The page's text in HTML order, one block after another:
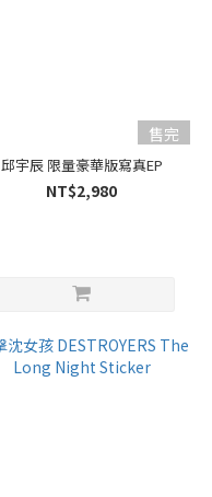
售完
邱宇辰 限量豪華版寫真EP
NT$2,980